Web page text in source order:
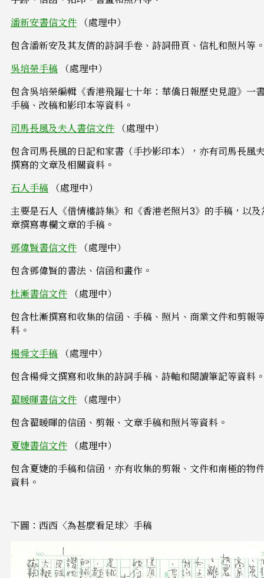
潘新安書信文件 （處理中）
包含潘新安及其友儕的詩詞手卷、詩詞冊頁、信札和照片等
吳培榮手稿 （處理中）
包含吳培榮編輯《香港飛躍七十年：華僑日報歷史見證》一
手稿、改稿和影印本等資料。
司馬長風及夫人書信文件 （處理中）
包含司馬長風的日記和家書（手抄影印本），亦有司馬長風
撰寫的文章及相關資料。
石人手稿 （處理中）
主要是石人《借情樓詩集》和《香港老照片3》的手稿，以及
章撰寫專欄文章的手稿。
鄧偉賢書信文件 （處理中）
包含鄧偉賢的書法、信函和畫作。
杜漸書信文件 （處理中）
包含杜漸撰寫和收集的信函、手稿、照片、商業文件和剪報
料。
楊舜文手稿 （處理中）
包含楊舜文撰寫和收集的詩詞手稿、詩軸和閱讀筆記等資料
翟暖暉書信文件 （處理中）
包含翟暖暉的信函、剪報、文章手稿和照片等資料。
夏婕書信文件 （處理中）
包含夏婕的手稿和信函，亦有收集的剪報、文件和南極的物
資料。
下圖：西西〈為甚麼看足球〉手稿